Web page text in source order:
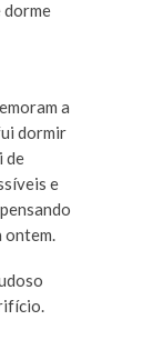
dorme
a
dormir
de
e
ontem.